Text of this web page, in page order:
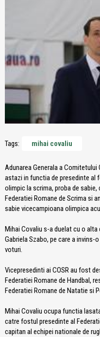
Tags: mihai covaliu
Adunarea Generala a
astazi in functia de presedinte al
olimpic la scrima, proba de
Federatiei Romane de Scrima si
sabie vicecampioana olimpica
Mihai Covaliu s-a duelat cu o
Gabriela Szabo, pe care a invins-
voturi.
Vicepresedinti ai COSR au fost
Federatiei Romane de Handbal,
Federatiei Romane de Natatie si
Mihai Covaliu ocupa functia
catre fostul presedinte al
capitan al echipei nationale de